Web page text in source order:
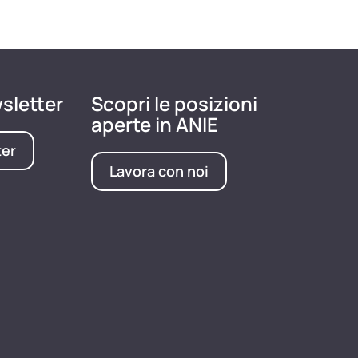
Scopri le posizioni
aperte in ANIE
Lavora con noi